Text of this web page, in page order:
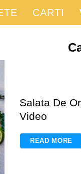
CARTI
Salata De
Video
READ MORE